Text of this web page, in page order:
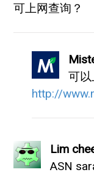
可上网查询？
可
http://
Lim
ASN